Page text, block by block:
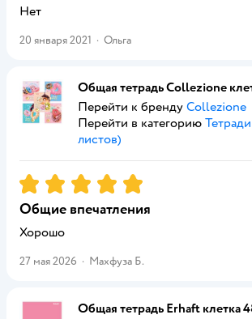
Нет
20 января 2021 · Ольга
Общая тетрадь Collezione
Перейти к бренду Collezione
Перейти в категорию
листов)
Рейтинг:5
Общие впечатления
Хорошо
27 мая 2026 · Махфуза Б.
Общая тетрадь Erhaft клетка